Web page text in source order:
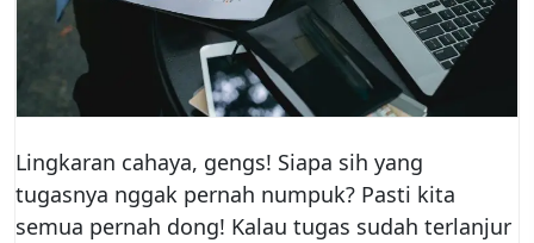
Lingkaran cahaya, gengs! Siapa sih yang
tugasnya nggak pernah numpuk? Pasti kita
semua pernah dong! Kalau tugas sudah terlanjur